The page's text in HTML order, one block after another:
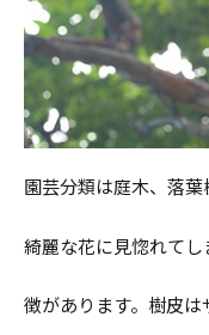
園芸分類は庭木、落葉
綺麗な花に見惚れて
徴があります。樹皮は